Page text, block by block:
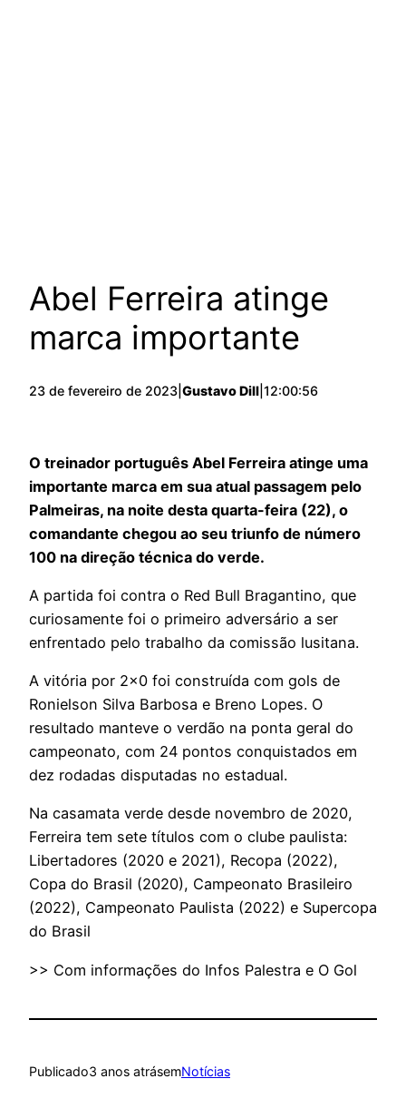
Abel Ferreira atinge
marca importante
23 de fevereiro de 2023 Gustavo Dill 12:00:56
O treinador português Abel Ferreira atinge uma
importante marca em sua atual passagem pelo
Palmeiras, na noite desta quarta-feira (22), o
comandante chegou ao seu triunfo de número
100 na direção técnica do verde.
A partida foi contra o Red Bull Bragantino, que
curiosamente foi o primeiro adversário a ser
enfrentado pelo trabalho da comissão lusitana.
A vitória por 2×0 foi construída com gols de
Ronielson Silva Barbosa e Breno Lopes. O
resultado manteve o verdão na ponta geral do
campeonato, com 24 pontos conquistados em
dez rodadas disputadas no estadual.
Na casamata verde desde novembro de 2020,
Ferreira tem sete títulos com o clube paulista:
Libertadores (2020 e 2021), Recopa (2022),
Copa do Brasil (2020), Campeonato Brasileiro
(2022), Campeonato Paulista (2022) e Supercopa
do Brasil
>> Com informações do Infos Palestra e O Gol
Publicado3 anos atrásemNotícias